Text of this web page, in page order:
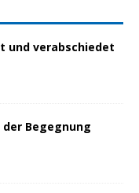
und verabschiedet
der Begegnung